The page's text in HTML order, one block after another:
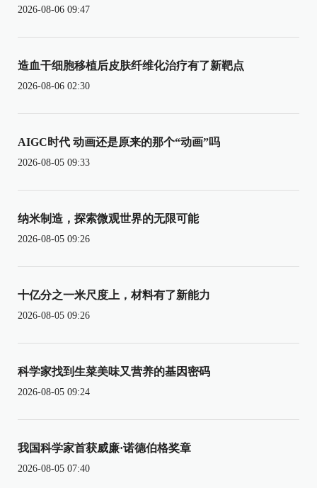
2026-08-06 09:47
造血干细胞移植后皮肤纤维化治疗有了新靶点
2026-08-06 02:30
AIGC时代 动画还是原来的那个“动画”吗
2026-08-05 09:33
纳米制造，探索微观世界的无限可能
2026-08-05 09:26
十亿分之一米尺度上，材料有了新能力
2026-08-05 09:26
科学家找到生菜美味又营养的基因密码
2026-08-05 09:24
我国科学家首获威廉·诺德伯格奖章
2026-08-05 07:40